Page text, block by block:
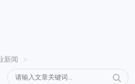
新闻 >